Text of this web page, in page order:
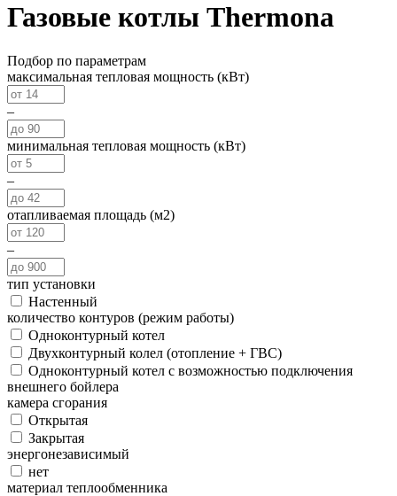
Газовые котлы Thermona
Подбор по параметрам
максимальная тепловая мощность (кВт)
–
минимальная тепловая мощность (кВт)
–
отапливаемая площадь (м2)
–
тип установки
Настенный
количество контуров (режим работы)
Одноконтурный котел
Двухконтурный колел (отопление + ГВС)
Одноконтурный котел с возможностью подключения
внешнего бойлера
камера сгорания
Открытая
Закрытая
энергонезависимый
нет
материал теплообменника